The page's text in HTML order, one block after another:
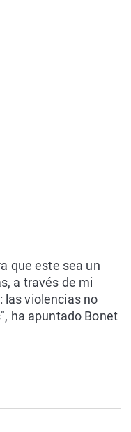
que este sea un
a través de mi
las violencias no
ha apuntado Bonet